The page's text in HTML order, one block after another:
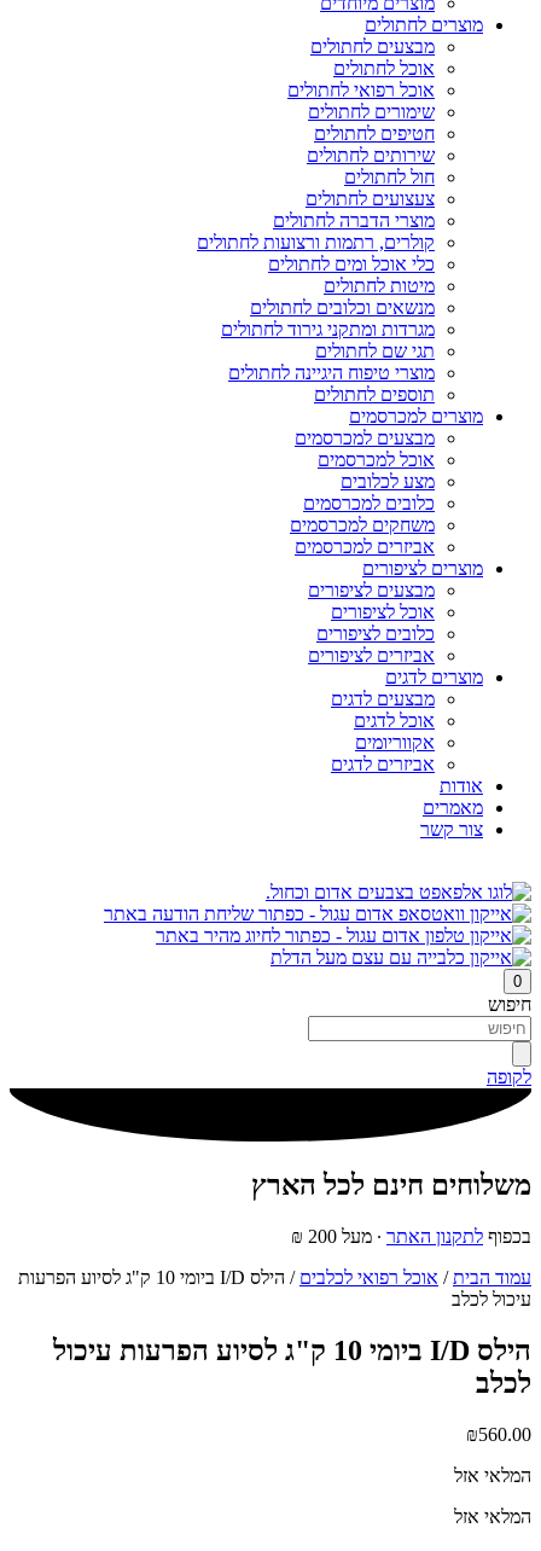
מוצרים לחתולים
מבצעים לחתולים
אוכל לחתולים
אוכל רפואי לחתולים
שימורים לחתולים
חטיפים לחתולים
שירותים לחתולים
חול לחתולים
צעצועים לחתולים
מוצרי הדברה לחתולים
קולרים, רתמות ורצועות לחתולים
כלי אוכל ומים לחתולים
מיטות לחתולים
מנשאים וכלובים לחתולים
מגרדות ומתקני גירוד לחתולים
תגי שם לחתולים
מוצרי טיפוח היגיינה לחתולים
תוספים לחתולים
מוצרים למכרסמים
מבצעים למכרסמים
אוכל למכרסמים
מצע לכלובים
כלובים למכרסמים
משחקים למכרסמים
אביזרים למכרסמים
מוצרים לציפורים
מבצעים לציפורים
אוכל לציפורים
כלובים לציפורים
אביזרים לציפורים
מוצרים לדגים
מבצעים לדגים
אוכל לדגים
אקווריומים
אביזרים לדגים
אודות
מאמרים
צור קשר
0
חיפוש
לקופה
משלוחים חינם לכל הארץ
בכפוף לתקנון האתר ∙ מעל 200 ₪
עמוד הבית/ אוכל רפואי לכלבים
/ הילס I/D ביומי 10 ק"ג לסיוע הפרעות
עיכול לכלב
הילס I/D ביומי 10 ק"ג לסיוע הפרעות עיכול
לכלב
₪560.00
המלאי אזל
המלאי אזל